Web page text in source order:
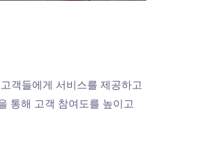
객들에게 서비스를 제공하고
통해 고객 참여도를 높이고